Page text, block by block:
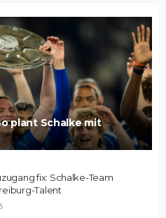
plant Schalke mit
fix: Schalke-Team
Talent